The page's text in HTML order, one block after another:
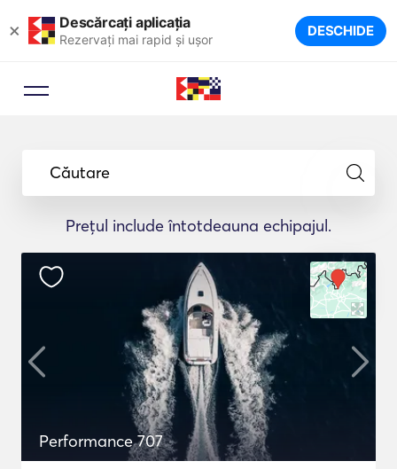
× Descărcați aplicația
Rezervați mai rapid și ușor DESCHIDE
Căutare
Prețul include întotdeauna echipajul.
Performance 707